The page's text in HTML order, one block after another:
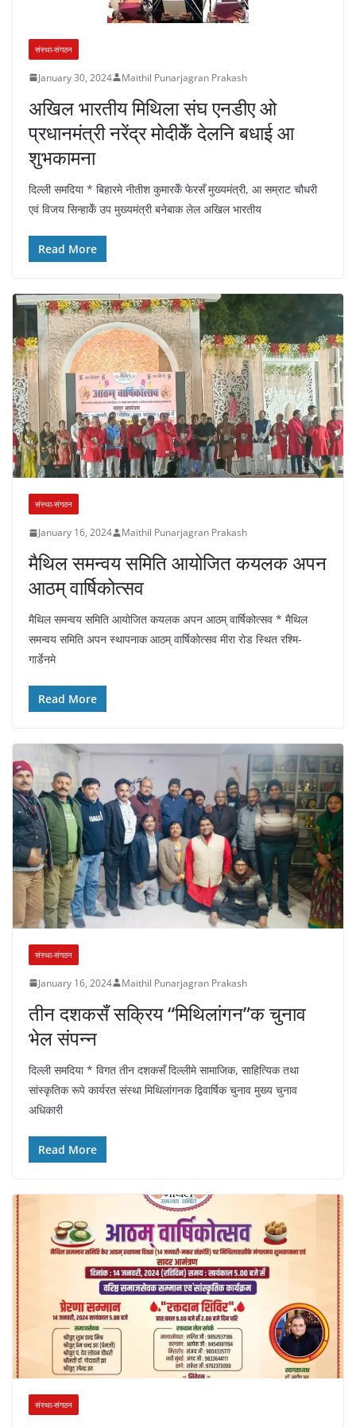
संस्था-संगठन
January 30, 2024 Maithil Punarjagran Prakash
अखिल भारतीय मिथिला संघ एनडीए ओ
प्रधानमंत्री नरेंद्र मोदीकेँ देलनि बधाई आ
शुभकामना
दिल्ली समदिया * बिहारमे नीतीश कुमारकेँ फेरसँ मुख्यमंत्री, आ सम्राट चौधरी
एवं विजय सिन्हाकेँ उप मुख्यमंत्री बनेबाक लेल अखिल भारतीय
Read More
संस्था-संगठन
January 16, 2024 Maithil Punarjagran Prakash
मैथिल समन्वय समिति आयोजित कयलक अपन
आठम् वार्षिकोत्सव
मैथिल समन्वय समिति आयोजित कयलक अपन आठम् वार्षिकोत्सव * मैथिल
समन्वय समिति अपन स्थापनाक आठम् वार्षिकोत्सव मीरा रोड स्थित रश्मि-
गार्डेनमे
Read More
संस्था-संगठन
January 16, 2024 Maithil Punarjagran Prakash
तीन दशकसँ सक्रिय “मिथिलांगन”क चुनाव
भेल संपन्न
दिल्ली समदिया * विगत तीन दशकसँ दिल्लीमे सामाजिक, साहित्यिक तथा
सांस्कृतिक रूपे कार्यरत संस्था मिथिलांगनक द्विवार्षिक चुनाव मुख्य चुनाव
अधिकारी
Read More
संस्था-संगठन